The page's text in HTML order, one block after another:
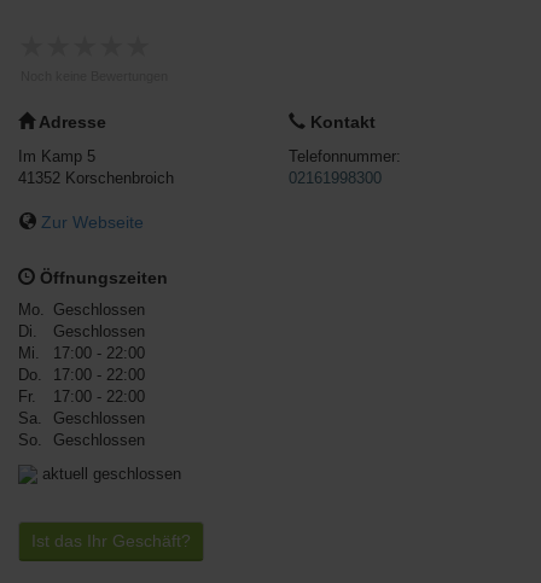
Adresse
Im Kamp 5
41352 Korschenbroich
Zur Webseite
Kontakt
Telefonnummer:
02161998300
Öffnungszeiten
Mo.
Geschlossen
Di.
Geschlossen
Mi.
17:00 - 22:00
Do.
17:00 - 22:00
Fr.
17:00 - 22:00
Sa.
Geschlossen
So.
Geschlossen
aktuell geschlossen
Ist das Ihr Geschäft?